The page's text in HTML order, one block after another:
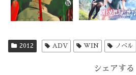
2012 ADV WIN ノベル
シェアする